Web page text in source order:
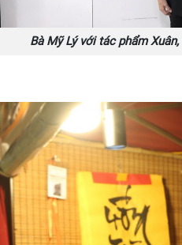
Bà Mỹ Lý với tác phẩm